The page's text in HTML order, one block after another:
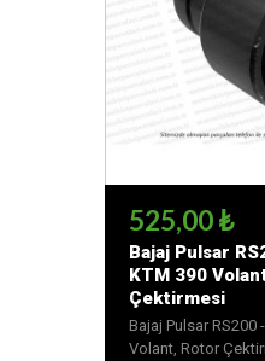
525,00 ₺
Bajaj Pulsar
KTM 390
Çektirmesi
Bajaj Pulsar RS200
Volant, Rotor